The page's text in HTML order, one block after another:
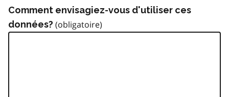
Comment envisagiez-vous d'utiliser ces
données?